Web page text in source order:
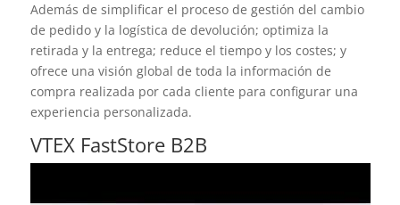
Además de simplificar el proceso de gestión del cambio
de pedido y la logística de devolución; optimiza la
retirada y la entrega; reduce el tiempo y los costes; y
ofrece una visión global de toda la información de
compra realizada por cada cliente para configurar una
experiencia personalizada.
VTEX FastStore B2B